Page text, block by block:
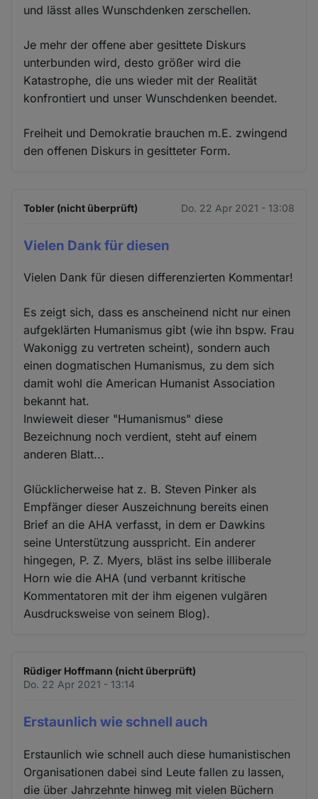
und lässt alles Wunschdenken zerschellen.
Je mehr der offene aber gesittete Diskurs
unterbunden wird, desto größer wird die
Katastrophe, die uns wieder mit der Realität
konfrontiert und unser Wunschdenken beendet.
Freiheit und Demokratie brauchen m.E. zwingend
den offenen Diskurs in gesitteter Form.
Tobler (nicht überprüft) Do. 22 Apr 2021 - 13:08
Vielen Dank für diesen
Vielen Dank für diesen differenzierten Kommentar!
Es zeigt sich, dass es anscheinend nicht nur einen
aufgeklärten Humanismus gibt (wie ihn bspw. Frau
Wakonigg zu vertreten scheint), sondern auch
einen dogmatischen Humanismus, zu dem sich
damit wohl die American Humanist Association
bekannt hat.
Inwieweit dieser "Humanismus" diese
Bezeichnung noch verdient, steht auf einem
anderen Blatt...
Glücklicherweise hat z. B. Steven Pinker als
Empfänger dieser Auszeichnung bereits einen
Brief an die AHA verfasst, in dem er Dawkins
seine Unterstützung ausspricht. Ein anderer
hingegen, P. Z. Myers, bläst ins selbe illiberale
Horn wie die AHA (und verbannt kritische
Kommentatoren mit der ihm eigenen vulgären
Ausdrucksweise von seinem Blog).
Rüdiger Hoffmann (nicht überprüft)
Do. 22 Apr 2021 - 13:14
Erstaunlich wie schnell auch
Erstaunlich wie schnell auch diese humanistischen
Organisationen dabei sind Leute fallen zu lassen,
die über Jahrzehnte hinweg mit vielen Büchern